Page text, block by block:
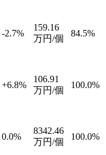
-2.7%
159.16
万円/個
84.5%
+6.8%
106.91
万円/個
100.0%
0.0%
8342.46
万円/個
100.0%